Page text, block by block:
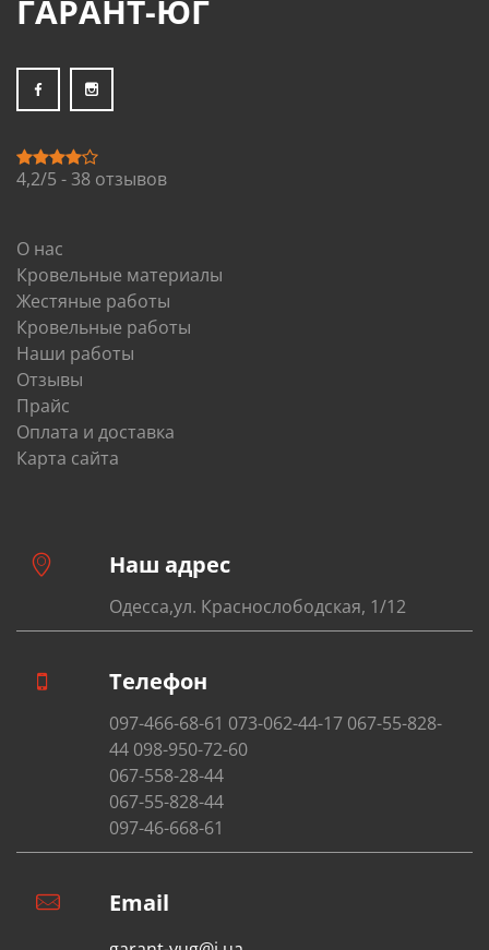
ГАРАНТ-ЮГ
4,2/5 - 38 отзывов
О нас
Кровельные материалы
Жестяные работы
Кровельные работы
Наши работы
Отзывы
Прайс
Оплата и доставка
Карта сайта
Наш адрес
Одесса,ул. Краснослободская, 1/12
Телефон
097-466-68-61 073-062-44-17 067-55-828-
44 098-950-72-60
067-558-28-44
067-55-828-44
097-46-668-61
Email